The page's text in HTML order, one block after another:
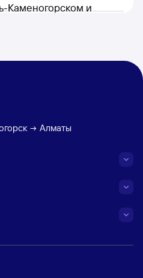
Каменогорском и
Алматы